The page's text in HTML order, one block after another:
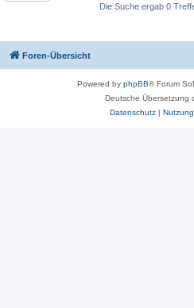
Die Suche ergab 0
Foren-Übersicht
Powered by phpBB® Forum
Deutsche Übersetzung
Datenschutz|